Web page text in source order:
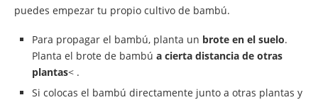
puedes empezar tu propio cultivo de bambú.
Para propagar el bambú, planta un brote en el suelo.
Planta el brote de bambú a cierta distancia de otras
plantas< .
Si colocas el bambú directamente junto a otras plantas y